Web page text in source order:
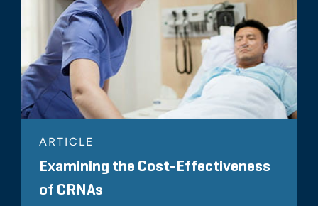
ARTICLE
Examining the Cost-Effectiveness
of CRNAs